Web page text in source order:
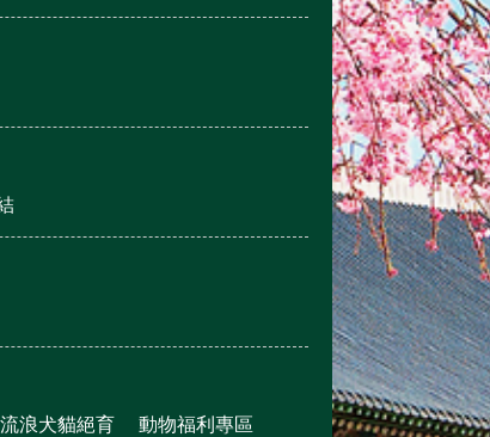
流浪犬貓絕育 動物福利專區